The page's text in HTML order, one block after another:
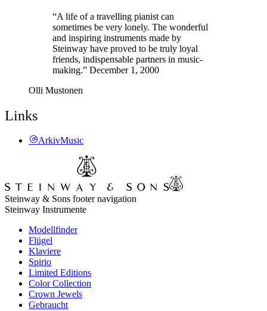
“A life of a travelling pianist can
sometimes be very lonely. The wonderful
and inspiring instruments made by
Steinway have proved to be truly loyal
friends, indispensable partners in music-
making.” December 1, 2000
Olli Mustonen
Links
ArkivMusic
Steinway & Sons footer navigation
Steinway Instrumente
Modellfinder
Flügel
Klaviere
Spirio
Limited Editions
Color Collection
Crown Jewels
Gebraucht